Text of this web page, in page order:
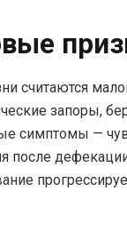
считаются
запоры,
симптомы —
после